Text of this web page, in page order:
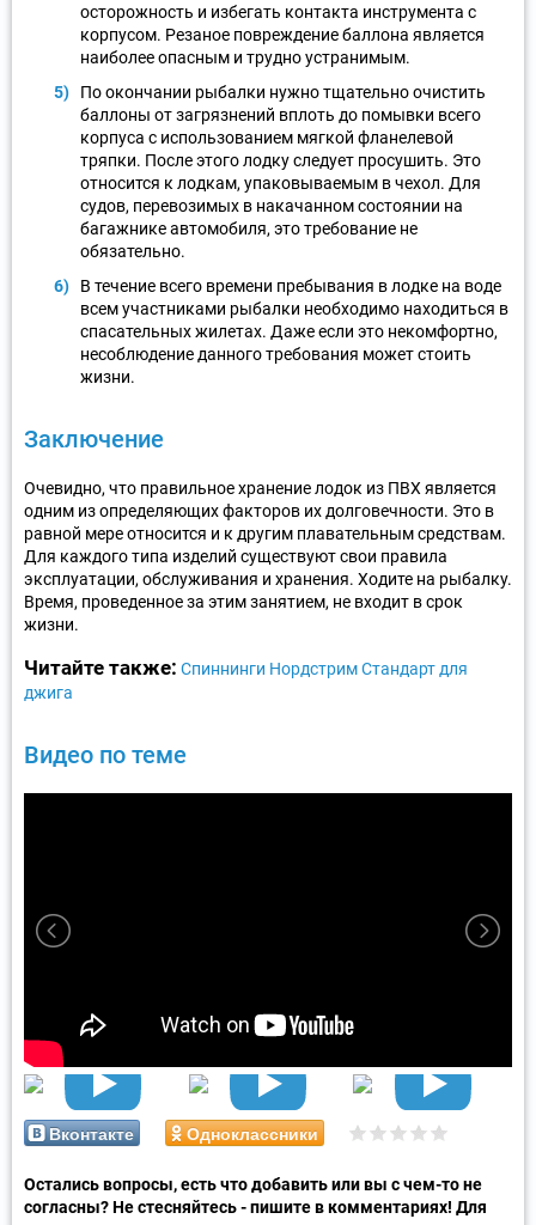
осторожность и избегать контакта инструмента с
корпусом. Резаное повреждение баллона является
наиболее опасным и трудно устранимым.
По окончании рыбалки нужно тщательно очистить
баллоны от загрязнений вплоть до помывки всего
корпуса с использованием мягкой фланелевой
тряпки. После этого лодку следует просушить. Это
относится к лодкам, упаковываемым в чехол. Для
судов, перевозимых в накачанном состоянии на
багажнике автомобиля, это требование не
обязательно.
В течение всего времени пребывания в лодке на воде
всем участниками рыбалки необходимо находиться в
спасательных жилетах. Даже если это некомфортно,
несоблюдение данного требования может стоить
жизни.
Заключение
Очевидно, что правильное хранение лодок из ПВХ является
одним из определяющих факторов их долговечности. Это в
равной мере относится и к другим плавательным средствам.
Для каждого типа изделий существуют свои правила
эксплуатации, обслуживания и хранения. Ходите на рыбалку.
Время, проведенное за этим занятием, не входит в срок
жизни.
Читайте также: Спиннинги Нордстрим Стандарт для
джига
Видео по теме
Вконтакте Одноклассники
Остались вопросы, есть что добавить или вы с чем-то не
согласны? Не стесняйтесь - пишите в комментариях! Для